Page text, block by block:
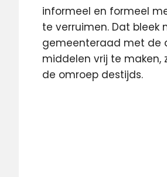
informeel en formeel
te verruimen. Dat bleek
gemeenteraad met de
middelen vrij te maken,
de omroep destijds.